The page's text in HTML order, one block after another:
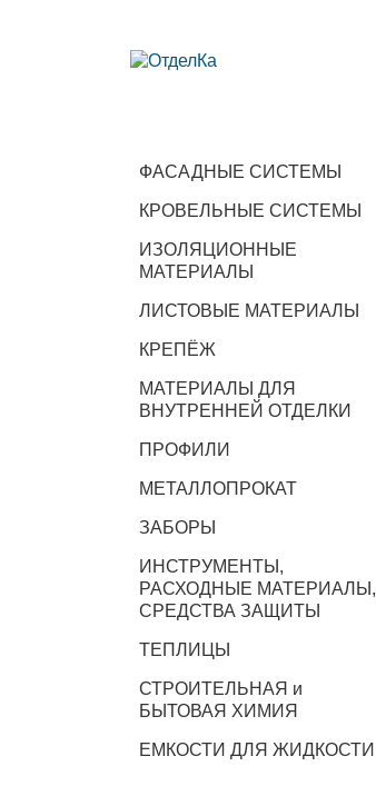
ФАСАДНЫЕ СИСТЕМЫ
КРОВЕЛЬНЫЕ СИСТЕМЫ
ИЗОЛЯЦИОННЫЕ
МАТЕРИАЛЫ
ЛИСТОВЫЕ МАТЕРИАЛЫ
КРЕПЁЖ
МАТЕРИАЛЫ ДЛЯ
ВНУТРЕННЕЙ ОТДЕЛКИ
ПРОФИЛИ
МЕТАЛЛОПРОКАТ
ЗАБОРЫ
ИНСТРУМЕНТЫ,
РАСХОДНЫЕ МАТЕРИАЛЫ,
СРЕДСТВА ЗАЩИТЫ
ТЕПЛИЦЫ
СТРОИТЕЛЬНАЯ и
БЫТОВАЯ ХИМИЯ
ЕМКОСТИ ДЛЯ ЖИДКОСТИ